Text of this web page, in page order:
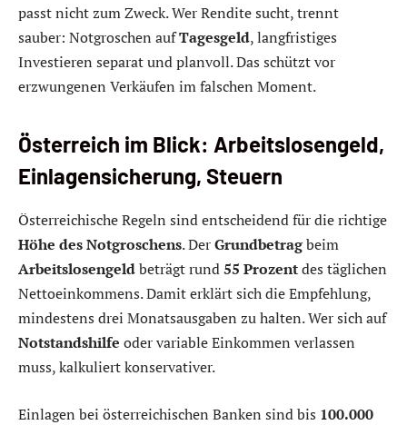
passt nicht zum Zweck. Wer Rendite sucht, trennt
sauber: Notgroschen aufTagesgeld, langfristiges
Investieren separat und planvoll. Das schützt vor
erzwungenen Verkäufen im falschen Moment.
Österreich im Blick: Arbeitslosengeld,
Einlagensicherung, Steuern
Österreichische Regeln sind entscheidend für die richtige
Höhe des Notgroschens. DerGrundbetragbeim
Arbeitslosengeldbeträgt rund55 Prozentdes täglichen
Nettoeinkommens. Damit erklärt sich die Empfehlung,
mindestens drei Monatsausgaben zu halten. Wer sich auf
Notstandshilfe oder variable Einkommen verlassen
muss, kalkuliert konservativer.
Einlagen bei österreichischen Banken sind bis 100.000